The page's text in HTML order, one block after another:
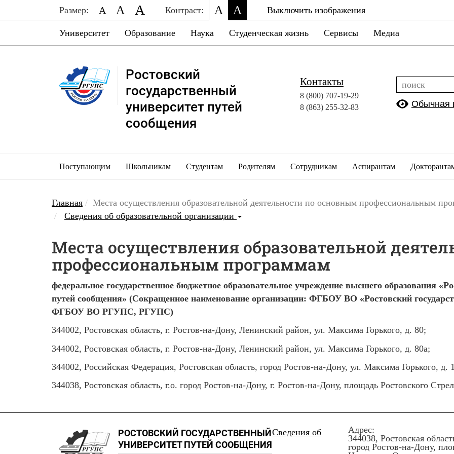
Размер: A A A Контраст: A A Выключить изображения
Университет Образование Наука Студенческая жизнь Сервисы Медиа
Ростовский
государственный
университет путей
сообщения
Контакты
8 (800) 707-19-29
8 (863) 255-32-83 Обычная
Поступающим Школьникам Студентам Родителям Сотрудникам Аспирантам
Главная
Места осуществления образовательной деятельности по основным профессиональным
Сведения об образовательной организации
Места осуществления образовательной
профессиональным программам
федеральное государственное бюджетное образовательное учреждение высшего образования
путей сообщения» (Сокращенное наименование организации: ФГБОУ ВО «Ростовский
ФГБОУ ВО РГУПС, РГУПС)
344002, Ростовская область, г. Ростов-на-Дону, Ленинский район, ул. Максима Горького, д. 80;
344002, Ростовская область, г. Ростов-на-Дону, Ленинский район, ул. Максима Горького, д. 80а;
З44002, Российская Федерация, Ростовская область, город Ростов-на-Дону, ул. Максима Горького, д.
344038, Ростовская область, г.о. город Ростов-на-Дону, г. Ростов-на-Дону, площадь Ростовского
РОСТОВСКИЙ ГОСУДАРСТВЕННЫЙ
УНИВЕРСИТЕТ ПУТЕЙ СООБЩЕНИЯ
Сведения об
Адрес:
344038, Ростовская
город Ростов-на-Дону,